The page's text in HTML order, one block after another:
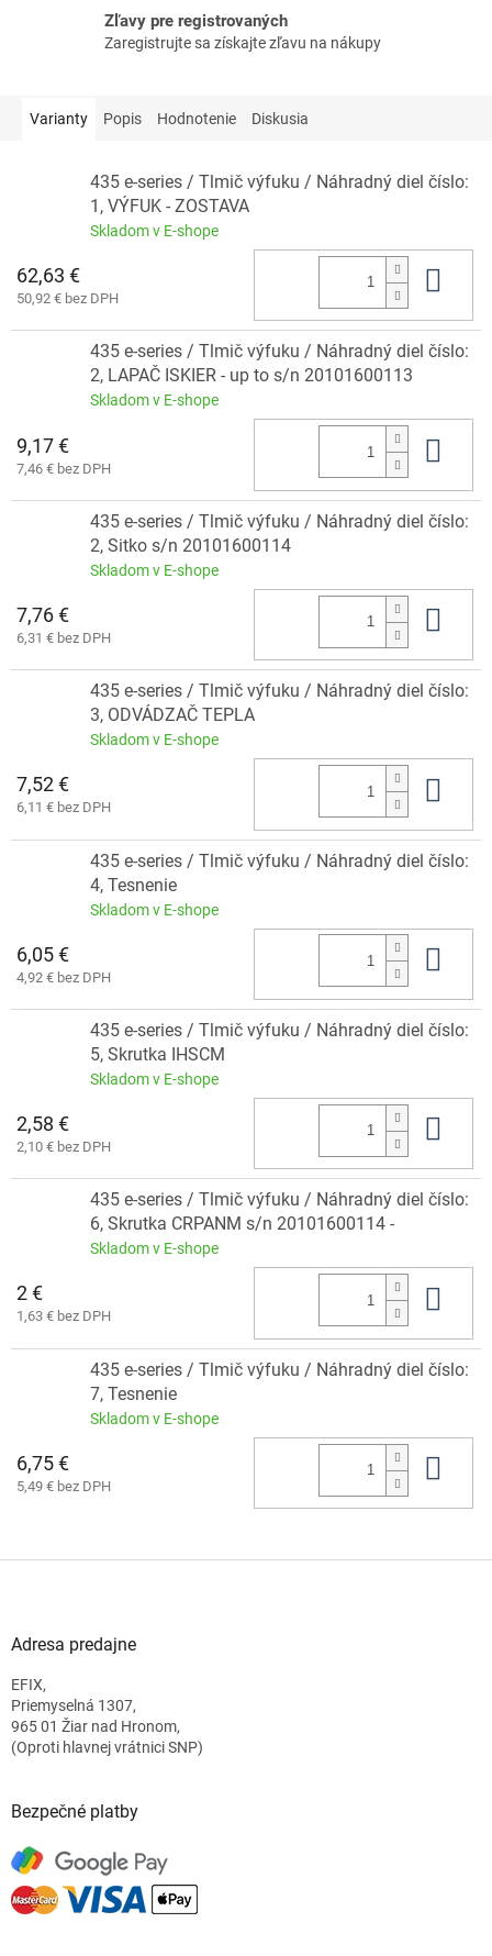
Zľavy pre registrovaných
Zaregistrujte sa získajte zľavu na nákupy
Varianty Popis Hodnotenie Diskusia
435 e-series / Tlmič výfuku / Náhradný diel číslo:
1, VÝFUK - ZOSTAVA
Skladom v E-shope
62,63 €
50,92 € bez DPH
435 e-series / Tlmič výfuku / Náhradný diel číslo:
2, LAPAČ ISKIER - up to s/n 20101600113
Skladom v E-shope
9,17 €
7,46 € bez DPH
435 e-series / Tlmič výfuku / Náhradný diel číslo:
2, Sitko s/n 20101600114
Skladom v E-shope
7,76 €
6,31 € bez DPH
435 e-series / Tlmič výfuku / Náhradný diel číslo:
3, ODVÁDZAČ TEPLA
Skladom v E-shope
7,52 €
6,11 € bez DPH
435 e-series / Tlmič výfuku / Náhradný diel číslo:
4, Tesnenie
Skladom v E-shope
6,05 €
4,92 € bez DPH
435 e-series / Tlmič výfuku / Náhradný diel číslo:
5, Skrutka IHSCM
Skladom v E-shope
2,58 €
2,10 € bez DPH
435 e-series / Tlmič výfuku / Náhradný diel číslo:
6, Skrutka CRPANM s/n 20101600114 -
Skladom v E-shope
2 €
1,63 € bez DPH
435 e-series / Tlmič výfuku / Náhradný diel číslo:
7, Tesnenie
Skladom v E-shope
6,75 €
5,49 € bez DPH
Adresa predajne
EFIX,
Priemyselná 1307,
965 01 Žiar nad Hronom,
(Oproti hlavnej vrátnici SNP)
Bezpečné platby